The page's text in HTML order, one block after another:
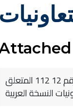
القانون رقم 12 112 المتعلق